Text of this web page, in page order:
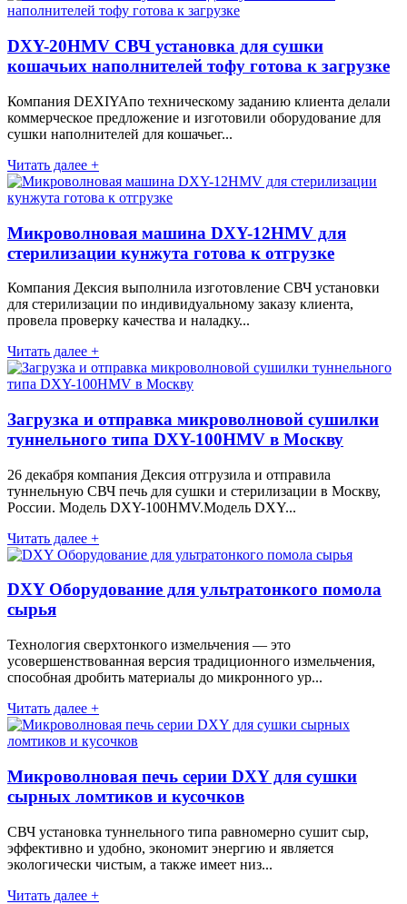
DXY-20HMV СВЧ установка для сушки
кошачьих наполнителей тофу готова к загрузке
Компания DEXIYAпо техническому заданию клиента делали
коммерческое предложение и изготовили оборудование для
сушки наполнителей для кошачьег...
Читать далее +
Микроволновая машина DXY-12HMV для
стерилизации кунжута готова к отгрузке
Компания Дексия выполнила изготовление СВЧ установки
для стерилизации по индивидуальному заказу клиента,
провела проверку качества и наладку...
Читать далее +
Загрузка и отправка микроволновой сушилки
туннельного типа DXY-100HMV в Москву
26 декабря компания Дексия отгрузила и отправила
туннельную СВЧ печь для сушки и стерилизации в Москву,
России. Модель DXY-100HMV.Модель DXY...
Читать далее +
DXY Оборудование для ультратонкого помола
сырья
Технология сверхтонкого измельчения — это
усовершенствованная версия традиционного измельчения,
способная дробить материалы до микронного ур...
Читать далее +
Микроволновая печь серии DXY для сушки
сырных ломтиков и кусочков
СВЧ установка туннельного типа равномерно сушит сыр,
эффективно и удобно, экономит энергию и является
экологически чистым, а также имеет низ...
Читать далее +